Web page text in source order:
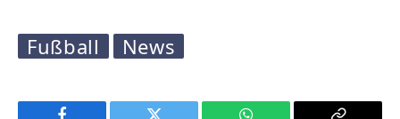
Fußball News